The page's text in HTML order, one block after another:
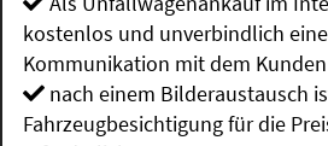
kostenlos und unverbindlich
Kommunikation mit dem Kunden
nach einem Bilderaustausch
Fahrzeugbesichtigung für die